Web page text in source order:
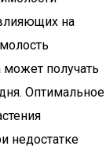
на
может получать
Оптимальное
недостатке